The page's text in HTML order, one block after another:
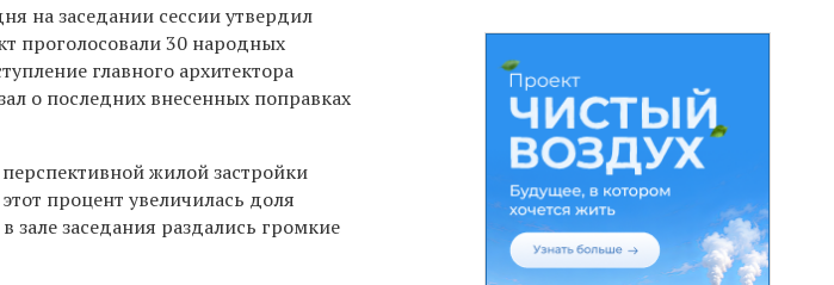
на заседании сессии утвердил
проголосовали 30 народных
главного архитектора
о последних внесенных поправках
жилой застройки
процент увеличилась доля
зале заседания раздались громкие